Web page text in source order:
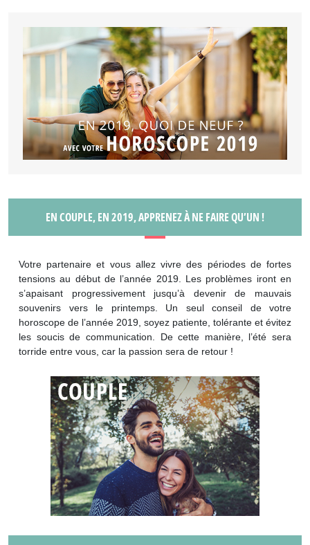
EN COUPLE, EN 2019, APPRENEZ À NE FAIRE QU’UN !
Votre partenaire et vous allez vivre des périodes de fortes
tensions au début de l’année 2019. Les problèmes iront en
s’apaisant progressivement jusqu’à devenir de mauvais
souvenirs vers le printemps. Un seul conseil de votre
horoscope de l’année 2019, soyez patiente, tolérante et évitez
les soucis de communication. De cette manière, l’été sera
torride entre vous, car la passion sera de retour !